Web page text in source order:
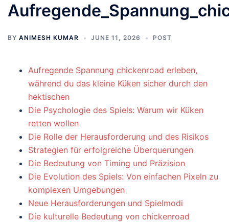
BY ANIMESH KUMAR JUNE 11, 2026 POST
Aufregende Spannung chickenroad erleben,
während du das kleine Küken sicher durch den
hektischen
Die Psychologie des Spiels: Warum wir Küken
retten wollen
Die Rolle der Herausforderung und des Risikos
Strategien für erfolgreiche Überquerungen
Die Bedeutung von Timing und Präzision
Die Evolution des Spiels: Von einfachen Pixeln zu
komplexen Umgebungen
Neue Herausforderungen und Spielmodi
Die kulturelle Bedeutung von chickenroad